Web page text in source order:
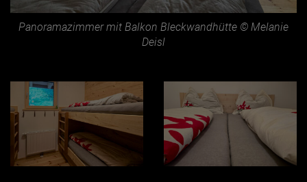
Panoramazimmer mit Balkon Bleckwandhütte © Melanie
Deisl